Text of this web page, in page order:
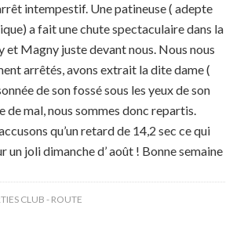
intempestif. Une patineuse ( adepte
a fait une chute spectaculaire dans la
Magny juste devant nous. Nous nous
arrêtés, avons extrait la dite dame (
de son fossé sous les yeux de son
de mal, nous sommes donc repartis.
qu’un retard de 14,2 sec ce qui
joli dimanche d’ août ! Bonne semaine
CLUB - ROUTE